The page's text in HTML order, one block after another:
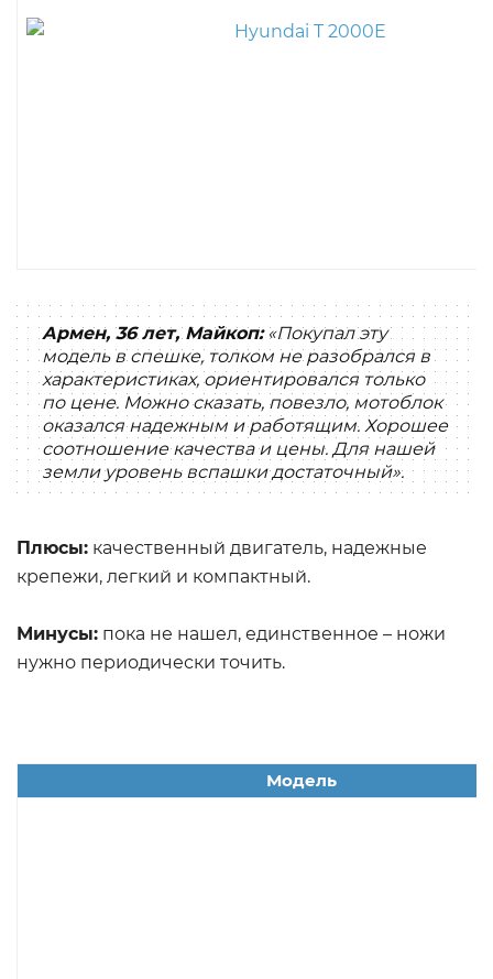
Армен, 36 лет, Майкоп:«Покупал эту
модель в спешке, толком не разобрался в
характеристиках, ориентировался только
по цене. Можно сказать, повезло, мотоблок
оказался надежным и работящим. Хорошее
соотношение качества и цены. Для нашей
земли уровень вспашки достаточный».
Плюсы: качественный двигатель, надежные
крепежи, легкий и компактный.
Минусы: пока не нашел, единственное – ножи
нужно периодически точить.
Модель